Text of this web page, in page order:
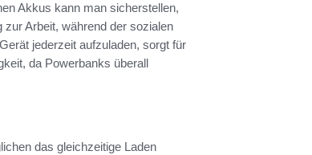
Akkus kann man sicherstellen,
Arbeit, während der sozialen
jederzeit aufzuladen, sorgt für
da Powerbanks überall
das gleichzeitige Laden